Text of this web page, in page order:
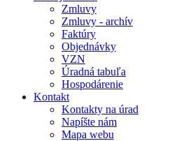
Zmluvy
Zmluvy - archív
Faktúry
Objednávky
VZN
Úradná tabuľa
Hospodárenie
Kontakt
Kontakty na úrad
Napíšte nám
Mapa webu